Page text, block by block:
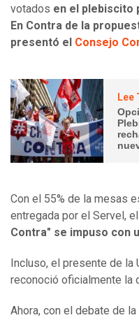
votados en el plebiscito
En Contra de la
presentó el Consejo
Lee
Con el 55% de la mesas
entregada por el Servel,
Contra" se impuso con
Incluso, el presente de la
reconoció oficialmente la
Ahora, con el debate de